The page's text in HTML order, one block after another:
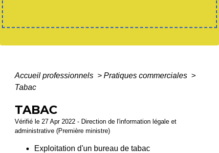
Accueil professionnels > Pratiques commerciales >
Tabac
TABAC
Vérifié le 27 Apr 2022 - Direction de l'information légale et
administrative (Première ministre)
Exploitation d'un bureau de tabac